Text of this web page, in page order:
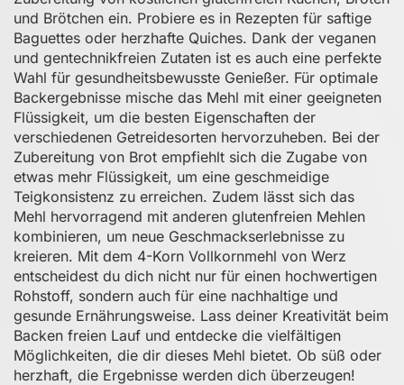
und Brötchen ein. Probiere es in Rezepten für saftige
Baguettes oder herzhafte Quiches. Dank der veganen
und gentechnikfreien Zutaten ist es auch eine perfekte
Wahl für gesundheitsbewusste Genießer. Für optimale
Backergebnisse mische das Mehl mit einer geeigneten
Flüssigkeit, um die besten Eigenschaften der
verschiedenen Getreidesorten hervorzuheben. Bei der
Zubereitung von Brot empfiehlt sich die Zugabe von
etwas mehr Flüssigkeit, um eine geschmeidige
Teigkonsistenz zu erreichen. Zudem lässt sich das
Mehl hervorragend mit anderen glutenfreien Mehlen
kombinieren, um neue Geschmackserlebnisse zu
kreieren. Mit dem 4-Korn Vollkornmehl von Werz
entscheidest du dich nicht nur für einen hochwertigen
Rohstoff, sondern auch für eine nachhaltige und
gesunde Ernährungsweise. Lass deiner Kreativität beim
Backen freien Lauf und entdecke die vielfältigen
Möglichkeiten, die dir dieses Mehl bietet. Ob süß oder
herzhaft, die Ergebnisse werden dich überzeugen!